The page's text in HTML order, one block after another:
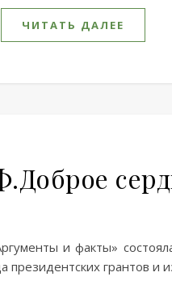
ЧИТАТЬ ДАЛЕЕ
и факты»
грантов и